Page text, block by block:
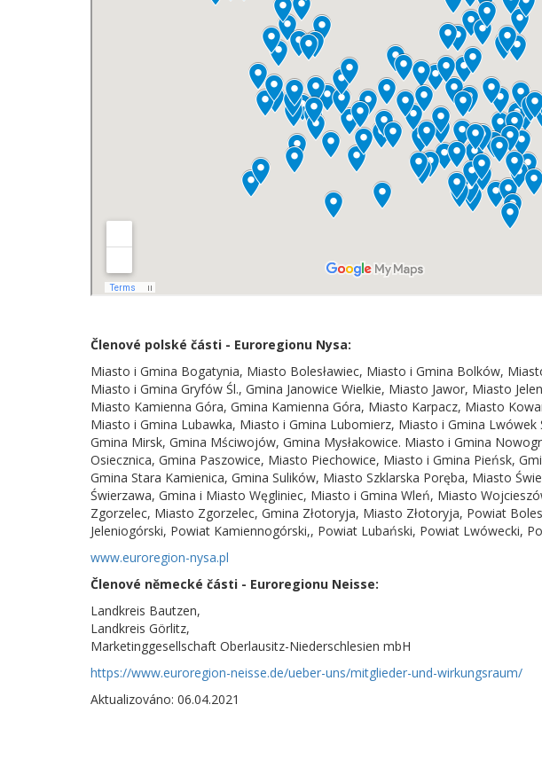
Členové polské části - Euroregionu Nysa:
Miasto i Gmina Bogatynia, Miasto Bolesławiec, Miasto i Gmina Bolków,
Miasto i Gmina Gryfów Śl., Gmina Janowice Wielkie, Miasto Jawor, Miasto
Miasto Kamienna Góra, Gmina Kamienna Góra, Miasto Karpacz, Miasto
Miasto i Gmina Lubawka, Miasto i Gmina Lubomierz, Miasto i Gmina Lwówek
Gmina Mirsk, Gmina Mściwojów, Gmina Mysłakowice. Miasto i Gmina
Osiecznica, Gmina Paszowice, Miasto Piechowice, Miasto i Gmina Pieńsk,
Gmina Stara Kamienica, Gmina Sulików, Miasto Szklarska Poręba, Miasto
Świerzawa, Gmina i Miasto Węgliniec, Miasto i Gmina Wleń, Miasto
Zgorzelec, Miasto Zgorzelec, Gmina Złotoryja, Miasto Złotoryja, Powiat
Jeleniogórski, Powiat Kamiennogórski,, Powiat Lubański, Powiat Lwówecki,
www.euroregion-nysa.pl
Členové německé části - Euroregionu Neisse:
Landkreis Bautzen,
Landkreis Görlitz,
Marketinggesellschaft Oberlausitz-Niederschlesien mbH
https://www.euroregion-neisse.de/ueber-uns/mitglieder-und-wirkungsraum/
Aktualizováno: 06.04.2021